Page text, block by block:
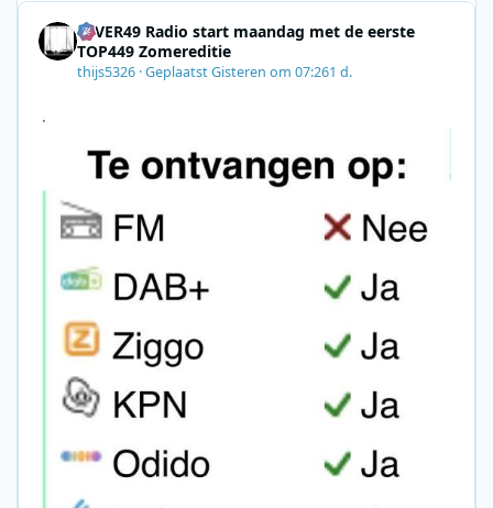
4EVER49 Radio start maandag met de eerste
TOP449 Zomereditie
thijs5326 ·GeplaatstGisteren om 07:261 d.
.